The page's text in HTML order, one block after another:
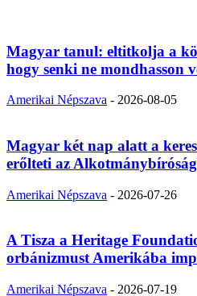
Magyar tanul: eltitkolja a
hogy senki ne mondhasson
Amerikai Népszava - 2026-08-05
Magyar két nap alatt a
erőlteti az
Amerikai Népszava - 2026-07-26
A Tisza a Heritage
orbánizmust Amerikába
Amerikai Népszava - 2026-07-19